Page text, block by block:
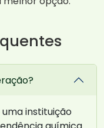
instituição